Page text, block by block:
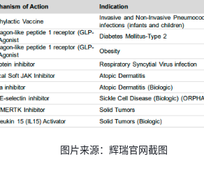
图片来源：辉瑞官网截图